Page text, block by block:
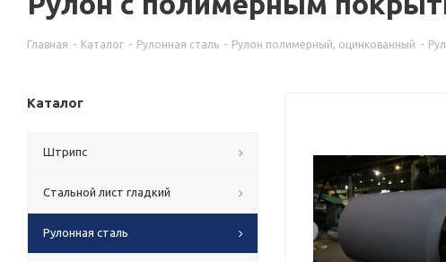
Главная - Каталог - Рулонная сталь - Рулон полимерный, оцинкованный -
Каталог
Штрипс
Стальной лист гладкий
Рулонная сталь